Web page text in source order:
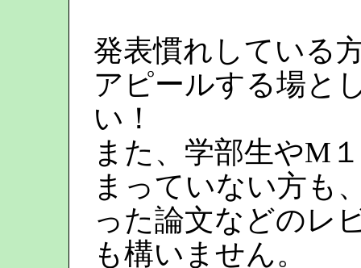
発表慣れしている
アピールする場と
い！
また、学部生やM
まっていない方も
った論文などのレ
も構いません。